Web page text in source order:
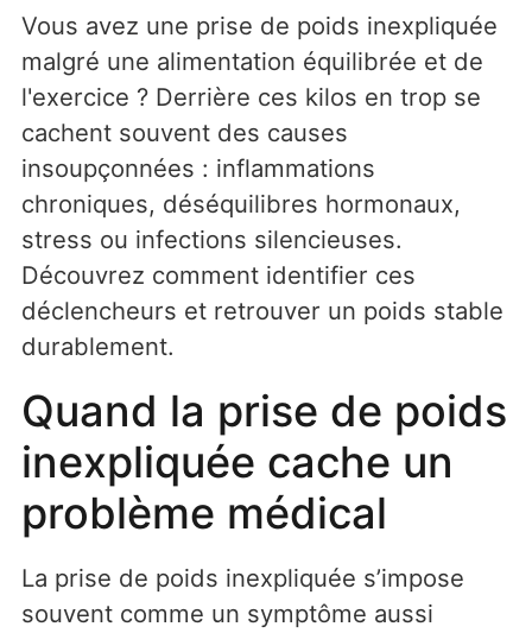
Vous avez une prise de poids inexpliquée
malgré une alimentation équilibrée et de
l'exercice ? Derrière ces kilos en trop se
cachent souvent des causes
insoupçonnées : inflammations
chroniques, déséquilibres hormonaux,
stress ou infections silencieuses.
Découvrez comment identifier ces
déclencheurs et retrouver un poids stable
durablement.
Quand la prise de poids
inexpliquée cache un
problème médical
La prise de poids inexpliquée s’impose
souvent comme un symptôme aussi